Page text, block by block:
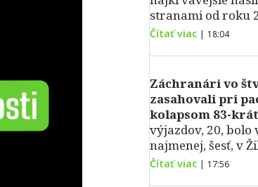
stranami od roku
Čítať viac | 18:04
Záchranári vo
zasahovali pri
kolapsom 83-
výjazdov, 20, bolo
najmenej, šesť, v
Čítať viac | 17:56